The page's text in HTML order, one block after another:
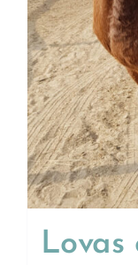
Lovas